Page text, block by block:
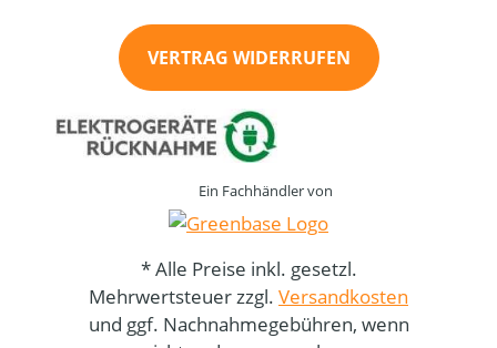
VERTRAG WIDERRUFEN
Ein Fachhändler von
* Alle Preise inkl. gesetzl.
Mehrwertsteuer zzgl. Versandkosten
und ggf. Nachnahmegebühren, wenn